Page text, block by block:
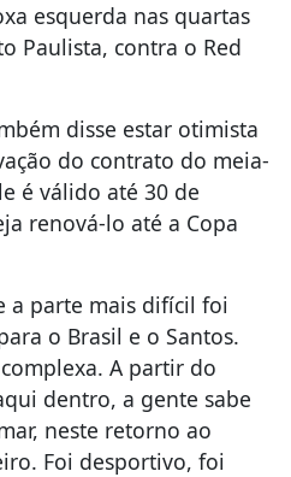
esquerda nas quartas
Paulista, contra o Red
disse estar otimista
do contrato do meia-
é válido até 30 de
renová-lo até a Copa
parte mais difícil foi
o Brasil e o Santos.
A partir do
dentro, a gente sabe
neste retorno ao
Foi desportivo, foi